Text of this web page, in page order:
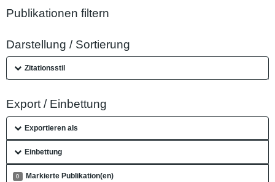
Publikationen filtern
Darstellung / Sortierung
Zitationsstil
Export / Einbettung
Exportieren als
Einbettung
0 Markierte Publikation(en)